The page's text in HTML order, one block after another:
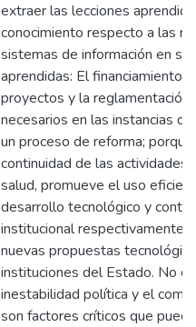
extraer las lecciones
conocimiento respecto a las
sistemas de información en
aprendidas: El financiamiento,
proyectos y la reglamentación
necesarios en las instancias
un proceso de reforma;
continuidad de las actividades
salud, promueve el uso
desarrollo tecnológico y
institucional respectivamente.
nuevas propuestas
instituciones del Estado. No
inestabilidad política y el
son factores críticos que